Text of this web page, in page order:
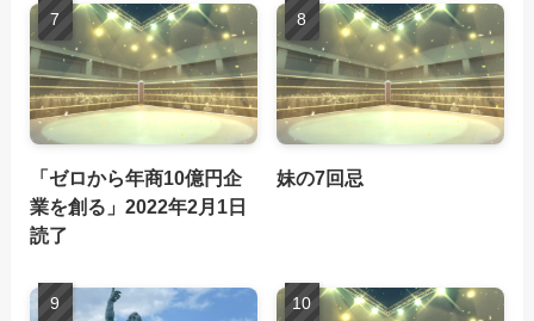
「ゼロから年商10億円企
業を創る」2022年2月1日
読了
妹の7回忌